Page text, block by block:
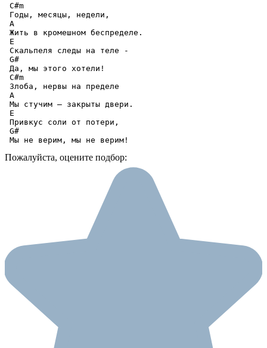
C#m
Годы, месяцы, недели,
A
Жить в кромешном беспределе.
E
Скальпеля следы на теле -
G#
Да, мы этого хотели!
C#m
Злоба, нервы на пределе
A
Мы стучим – закрыты двери.
E
Привкус соли от потери,
G#
Мы не верим, мы не верим!
Пожалуйста, оцените подбор: